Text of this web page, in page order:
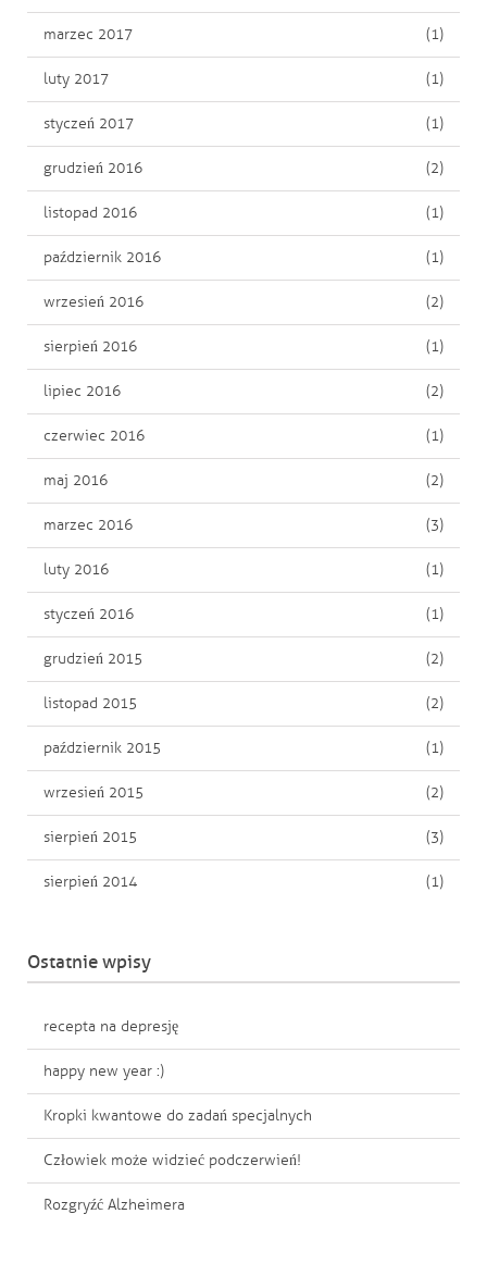
marzec 2017 (1)
luty 2017 (1)
styczeń 2017 (1)
grudzień 2016 (2)
listopad 2016 (1)
październik 2016 (1)
wrzesień 2016 (2)
sierpień 2016 (1)
lipiec 2016 (2)
czerwiec 2016 (1)
maj 2016 (2)
marzec 2016 (3)
luty 2016 (1)
styczeń 2016 (1)
grudzień 2015 (2)
listopad 2015 (2)
październik 2015 (1)
wrzesień 2015 (2)
sierpień 2015 (3)
sierpień 2014 (1)
Ostatnie wpisy
recepta na depresję
happy new year :)
Kropki kwantowe do zadań specjalnych
Człowiek może widzieć podczerwień!
Rozgryźć Alzheimera